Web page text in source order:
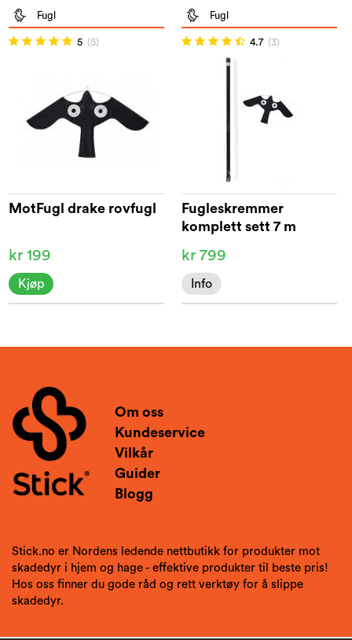
Fugl
5 (5)
MotFugl drake rovfugl
kr 199
Kjøp
Fugl
4.7 (3)
Fugleskremmer
komplett sett 7 m
kr 799
Info
Om oss
Kundeservice
Vilkår
Guider
Blogg
Stick.no er Nordens ledende nettbutikk for produkter mot
skadedyr i hjem og hage - effektive produkter til beste pris!
Hos oss finner du gode råd og rett verktøy for å slippe
skadedyr.